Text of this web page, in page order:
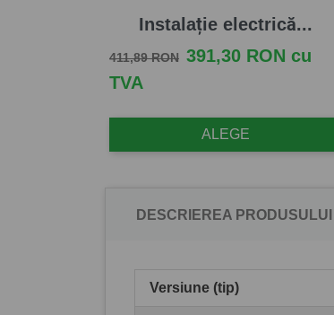
Instalație electrică...
Pret de baza
411,89 RON Pret
391,30 RON cu
TVA
ALEGE
DESCRIEREA PRODUSULUI
Versiune (tip)